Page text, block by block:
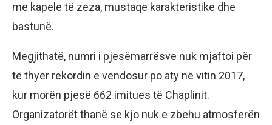
me kapele të zeza, mustaqe karakteristike dhe
bastunë.
Megjithatë, numri i pjesëmarrësve nuk mjaftoi për
të thyer rekordin e vendosur po aty në vitin 2017,
kur morën pjesë 662 imitues të Chaplinit.
Organizatorët thanë se kjo nuk e zbehu atmosferën